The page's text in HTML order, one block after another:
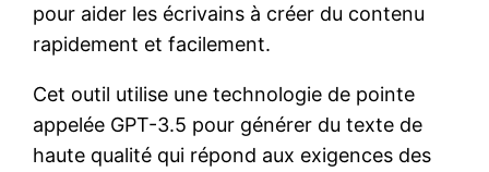
pour aider les écrivains à créer du contenu
rapidement et facilement.
Cet outil utilise une technologie de pointe
appelée GPT-3.5 pour générer du texte de
haute qualité qui répond aux exigences des